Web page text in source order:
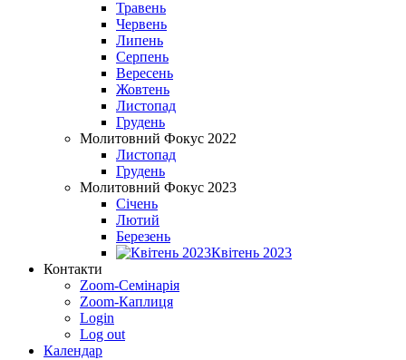
Травень
Червень
Липень
Серпень
Вересень
Жовтень
Листопад
Грудень
Молитовний Фокус 2022
Листопад
Грудень
Молитовний Фокус 2023
Січень
Лютий
Березень
Квітень 2023
Контакти
Zoom-Семінарія
Zoom-Каплиця
Login
Log out
Календар